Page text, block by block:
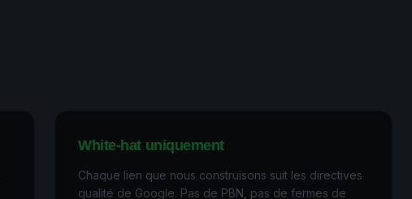
White-hat uniquement
Chaque lien que nous construisons suit les directives
qualité de Google. Pas de PBN, pas de fermes de